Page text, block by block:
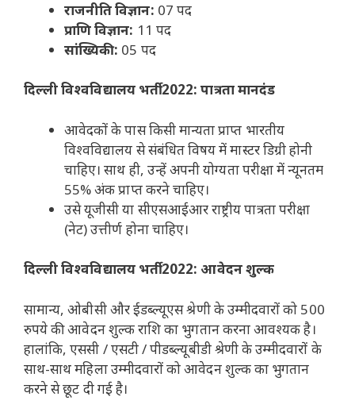
राजनीति विज्ञान: 07 पद
प्राणि विज्ञान: 11 पद
सांख्यिकी: 05 पद
दिल्ली विश्वविद्यालय भर्ती 2022: पात्रता मानदंड
आवेदकों के पास किसी मान्यता प्राप्त भारतीय
विश्वविद्यालय से संबंधित विषय में मास्टर डिग्री होनी
चाहिए। साथ ही, उन्हें अपनी योग्यता परीक्षा में न्यूनतम
55% अंक प्राप्त करने चाहिए।
उसे यूजीसी या सीएसआईआर राष्ट्रीय पात्रता परीक्षा
(नेट) उत्तीर्ण होना चाहिए।
दिल्ली विश्वविद्यालय भर्ती 2022: आवेदन शुल्क
सामान्य, ओबीसी और ईडब्ल्यूएस श्रेणी के उम्मीदवारों को 500
रुपये की आवेदन शुल्क राशि का भुगतान करना आवश्यक है।
हालांकि, एससी / एसटी / पीडब्ल्यूबीडी श्रेणी के उम्मीदवारों के
साथ-साथ महिला उम्मीदवारों को आवेदन शुल्क का भुगतान
करने से छूट दी गई है।